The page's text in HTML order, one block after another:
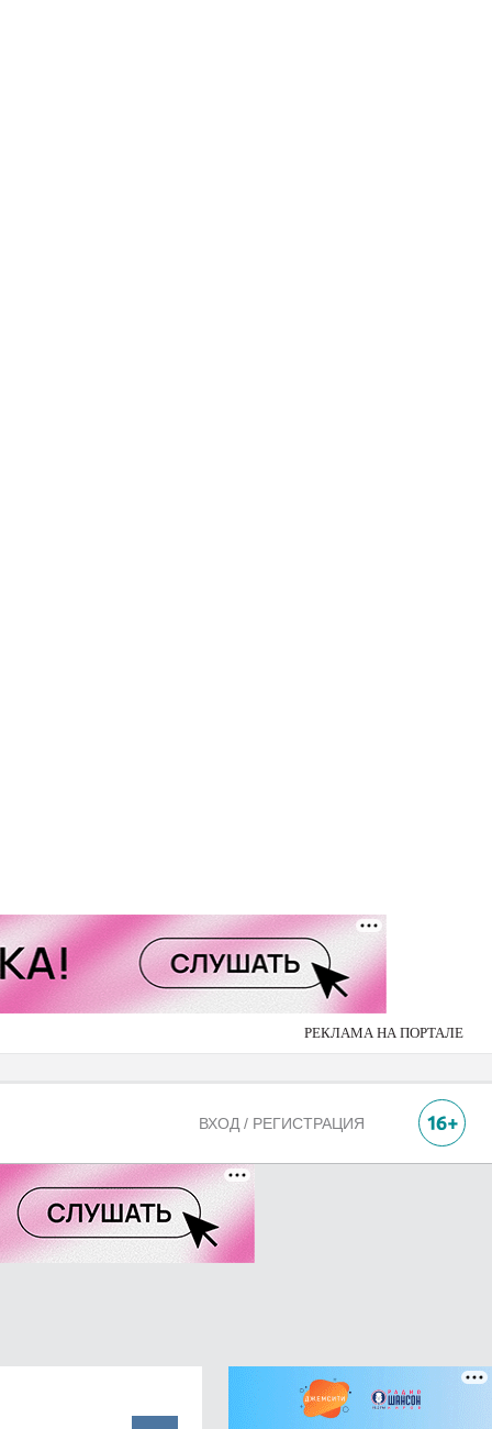
РЕКЛАМА НА ПОРТАЛЕ
ВХОД / РЕГИСТРАЦИЯ